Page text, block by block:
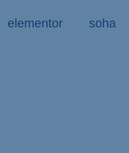
elementor soha